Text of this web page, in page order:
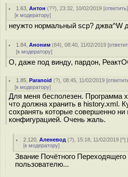
1.63 ,Антон (??), 23:32, 10/02/2019 [ответить
[к модератору]
неужто нормальный scp? джва^W
1.84 ,Аноним (84), 08:40, 11/02/2019 [
[к модератору]
О, даже под винду, пардон,
1.85 ,Paranoid (?), 08:45, 11/02/2019 [
[к модератору]
Для меня бесполезен. Программа
что должна хранить в history.xml.
сохранять которые совершенно
конфигурацией. Очень жаль.
2.120 ,Аленевод (?), 15:18, 11/02/2019 [^]
[к модератору]
Звание Почётного
пользователю...